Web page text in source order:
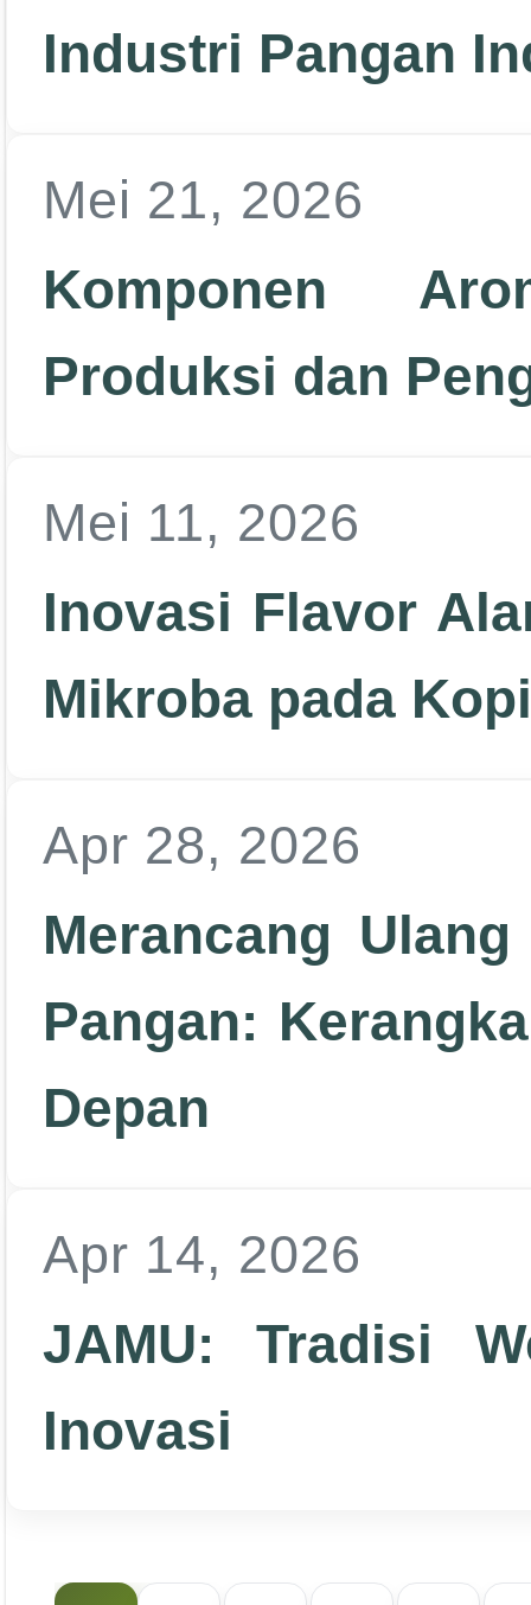
Industri Pangan
Mei 21, 2026
Komponen
Produksi dan
Mei 11, 2026
Inovasi Flavor
Mikroba pada
Apr 28, 2026
Merancang
Pangan:
Depan
Apr 14, 2026
JAMU: Tradisi
Inovasi